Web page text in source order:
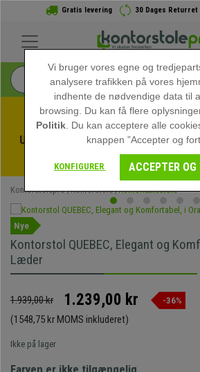
Gratis levering 30 Dages Returret
Udnyt sommerudsalget hos
rabatter i en begrænset
Kontorstolepro Kontorstole Kontorlænestole
Nye
Kontorstol QUEBEC, Elegant og
Læder
1.939,00 kr 1.239,00 kr -36%
(1548,75 kr MOMS inkluderet)
Ikke på lager
Farven er ikke tilgængelig
Vi bruger vores egne og
analysere trafikken på vores
indhente de nødvendige data til
browsing. Du kan få flere
Politik . Du kan acceptere alle
knappen ”Accepter og
KONFIGURER ACCEPTER